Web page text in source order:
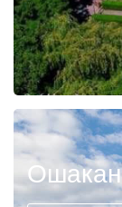
Ошакан